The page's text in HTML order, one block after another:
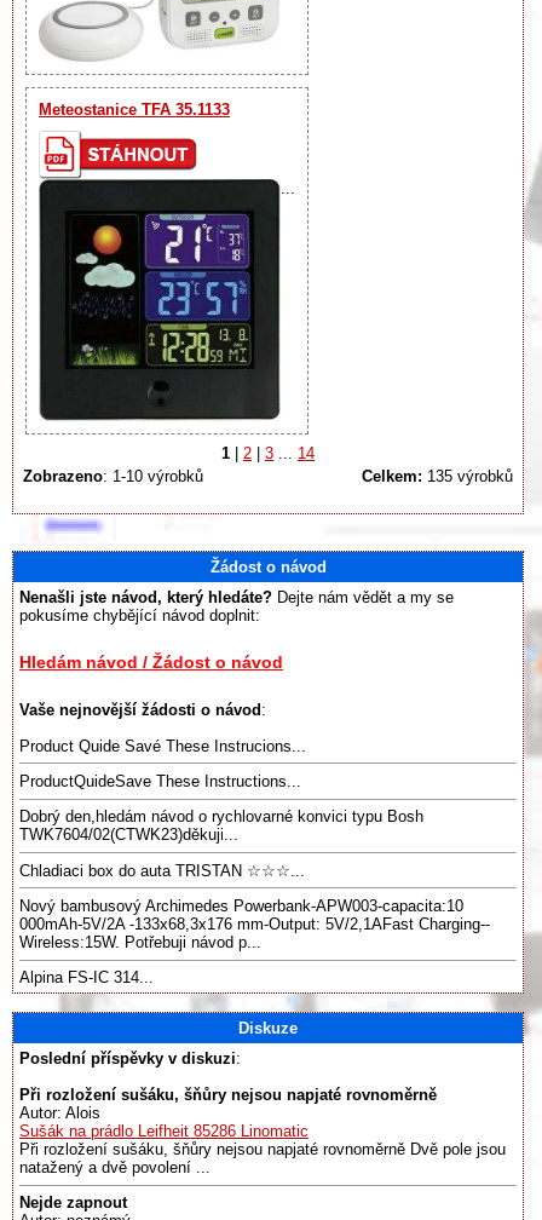
Meteostanice TFA 35.1133
1 | 2 | 3
14
Zobrazeno: 1-10 výrobků Celkem: 135 výrobků
Žádost o návod
Nenašli jste návod, který hledáte? Dejte nám vědět a my se
pokusíme chybějící návod doplnit:
Hledám návod / Žádost o návod
Vaše nejnovější žádosti o návod :
Product Quide Savé These Instrucions...
ProductQuideSave These Instructions...
Dobrý den,hledám návod o rychlovarné konvici typu Bosh
TWK7604/02(CTWK23)děkuji...
Chladiaci box do auta TRISTAN ☆☆☆...
Nový bambusový Archimedes Powerbank-APW003-capacita:10
000mAh-5V/2A -133x68,3x176 mm-Output: 5V/2,1AFast Charging--
Wireless:15W. Potřebuji návod p...
Alpina FS-IC 314...
Diskuze
Poslední příspěvky v diskuzi:
Při rozložení sušáku, šňůry nejsou napjaté rovnoměrně
Autor: Alois
Sušák na prádlo Leifheit 85286 Linomatic
Při rozložení sušáku, šňůry nejsou napjaté rovnoměrně Dvě pole jsou
natažený a dvě povolení ...
Nejde zapnout